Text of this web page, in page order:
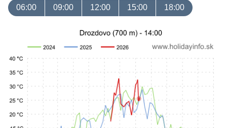
06:00 09:00 12:00 15:00 18:00